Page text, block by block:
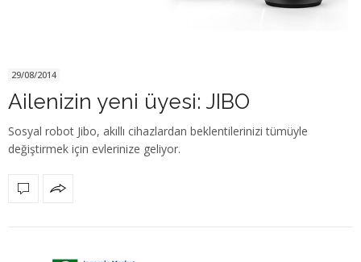
29/08/2014
Ailenizin yeni üyesi: JIBO
Sosyal robot Jibo, akıllı cihazlardan beklentilerinizi tümüyle
değiştirmek için evlerinize geliyor.